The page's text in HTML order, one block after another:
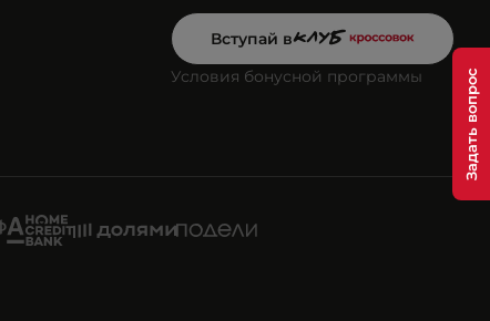
Вступай в
Условия бонусной программы